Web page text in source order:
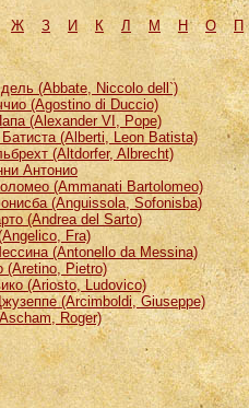
Ж З И К Л М H О П
(Abbate, Niccolo dell`)
(Agostino di Duccio)
(Alexander VI, Pope)
(Alberti, Leon Batista)
(Altdorfer, Albrecht)
Антонио
(Ammanati Bartolomeo)
(Anguissola, Sofonisba)
(Andrea del Sarto)
Fra)
(Antonello da Messina)
(Aretino, Pietro)
(Ariosto, Ludovico)
(Arcimboldi, Giuseppe)
Roger)